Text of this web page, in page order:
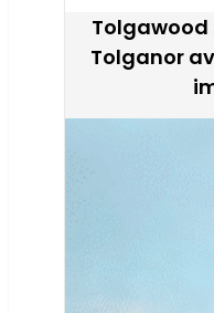
Tolgawood
Tolganor